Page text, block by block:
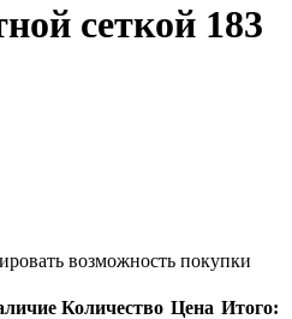
сеткой 183
возможность покупки
Количество Цена Итого: